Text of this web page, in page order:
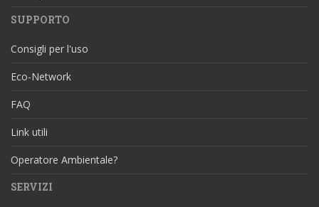
SUPPORTO
Consigli per l'uso
Eco-Network
FAQ
Link utili
Operatore Ambientale?
SERVIZI